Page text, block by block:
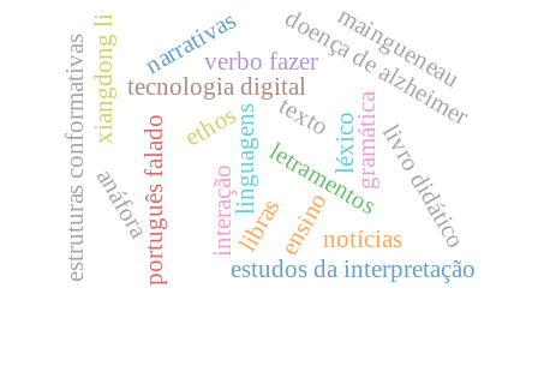
linguagensletramentos
ensino
tecnologia digital
gramática
português falado texto
xiangdong li
estudos da interpretação
doença de alzheimer
narrativas
interação
verbo fazer
anáfora
estruturas conformativas livro didático
ethos
maingueneau
léxico
libras notícias